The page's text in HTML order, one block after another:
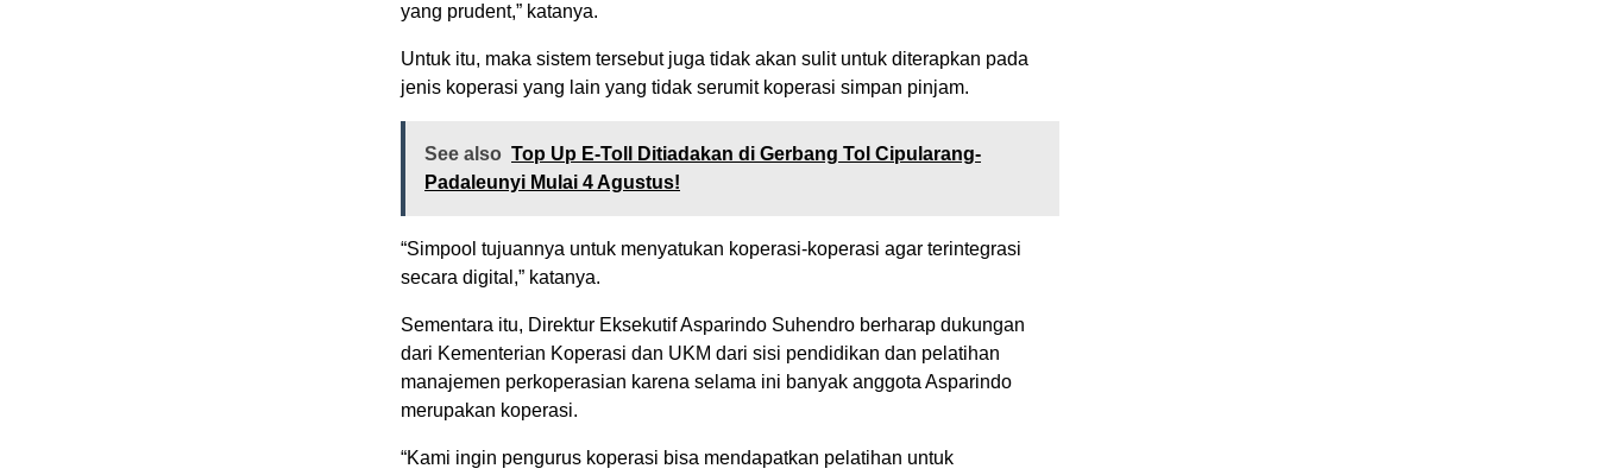
yang prudent,” katanya.
Untuk itu, maka sistem tersebut juga tidak akan sulit untuk diterapkan pada
jenis koperasi yang lain yang tidak serumit koperasi simpan pinjam.
See also Top Up E-Toll Ditiadakan di Gerbang Tol Cipularang-
Padaleunyi Mulai 4 Agustus!
“Simpool tujuannya untuk menyatukan koperasi-koperasi agar terintegrasi
secara digital,” katanya.
Sementara itu, Direktur Eksekutif Asparindo Suhendro berharap dukungan
dari Kementerian Koperasi dan UKM dari sisi pendidikan dan pelatihan
manajemen perkoperasian karena selama ini banyak anggota Asparindo
merupakan koperasi.
“Kami ingin pengurus koperasi bisa mendapatkan pelatihan untuk